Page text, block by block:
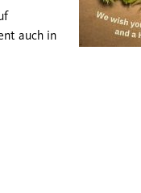
auch in